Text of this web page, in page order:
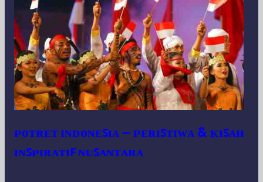
ᴘᴏᴛʀᴇᴛ ɪɴᴅᴏɴᴇꜱɪᴀ – ᴘᴇʀɪꜱᴛɪᴡᴀ & ᴋɪꜱᴀʜ
ɪɴꜱᴘɪʀᴀᴛɪꜰ ɴᴜꜱᴀɴᴛᴀʀᴀ